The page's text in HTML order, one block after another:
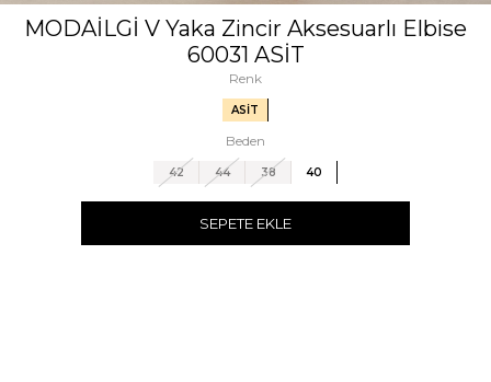
MODAİLGİ V Yaka Zincir Aksesuarlı Elbise
60031 ASİT
Renk
ASİT
Beden
42 44 38 40
SEPETE EKLE